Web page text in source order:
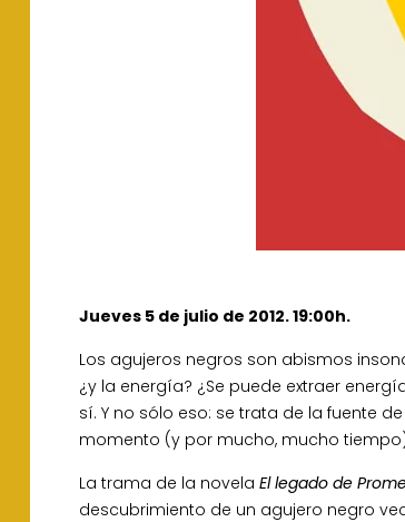
Jueves 5 de julio de 2012. 19:00h.
Los agujeros negros son abismos
¿y la energía? ¿Se puede extraer
sí. Y no sólo eso: se trata de la fuente
momento (y por mucho, mucho
La trama de la novelaEl legado de
descubrimiento de un agujero negro